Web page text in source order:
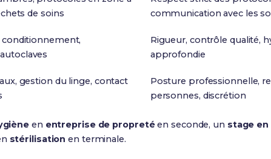
de soins
communication avec les
conditionnement,
Rigueur, contrôle qualité,
approfondie
gestion du linge, contact
Posture professionnelle,
personnes, discrétion
en entreprise de propretéen seconde, un stage
stérilisation en terminale.